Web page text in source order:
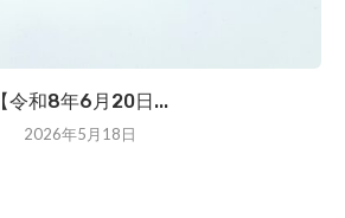
【令和8年6月20日...
2026年5月18日